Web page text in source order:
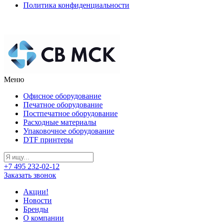
Политика конфиденциальности
Меню
Офисное оборудование
Печатное оборудование
Постпечатное оборудование
Расходные материалы
Упаковочное оборудование
DTF принтеры
+7 495 232-02-12
Заказать звонок
Акции!
Новости
Бренды
О компании